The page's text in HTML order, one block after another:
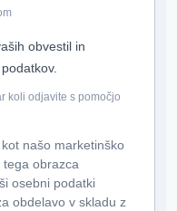
obvestil in
koli odjavite s pomočjo
našo marketinško
obrazca
osebni podatki
obdelavo v skladu z